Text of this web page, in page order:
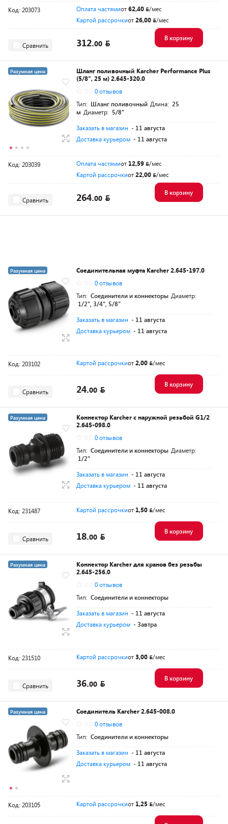
Код: 203073 Оплата частямиот62,40
/мес
Картой рассрочкиот26,00 /мес
Сравнить 312.00
В корзину
Разумная цена
Шланг поливочный Karcher Performance Plus
(5/8", 25 м) 2.645-320.0
0 отзывов
Тип: Шланг поливочный Длина: 25
м Диаметр: 5/8"
Заказать в магазин - 11 августа
Доставка курьером - 11 августа
Код: 203039 Оплата частямиот 12,59
/мес
Картой рассрочкиот22,00 /мес
Сравнить 264.00
В корзину
Разумная цена
Соединительная муфта Karcher 2.645-197.0
0 отзывов
Тип: Соединители и коннекторы Диаметр:
1/2", 3/4", 5/8"
Заказать в магазин - 11 августа
Доставка курьером - 11 августа
Код: 203102 Картой рассрочкиот2,00 /мес
Сравнить 24.00
В корзину
Разумная цена
Коннектор Karcher с наружной резьбой G1/2
2.645-098.0
0 отзывов
Тип: Соединители и коннекторы Диаметр:
1/2"
Заказать в магазин - 11 августа
Доставка курьером - 11 августа
Код: 231487 Картой рассрочкиот 1,50 /мес
Сравнить 18.00
В корзину
Разумная цена
Коннектор Karcher для кранов без резьбы
2.645-256.0
0 отзывов
Тип: Соединители и коннекторы
Заказать в магазин - 11 августа
Доставка курьером - Завтра
Код: 231510 Картой рассрочкиот3,00 /мес
Сравнить 36.00
В корзину
Разумная цена
Соединитель Karcher 2.645-008.0
0 отзывов
Тип: Соединители и коннекторы
Заказать в магазин - 11 августа
Доставка курьером - 11 августа
Код: 203105 Картой рассрочкиот 1,25 /мес